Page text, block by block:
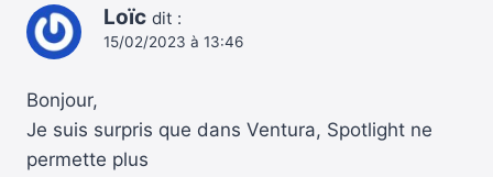
Loïc dit :
15/02/2023 à 13:46
Bonjour,
Je suis surpris que dans Ventura, Spotlight ne
permette plus